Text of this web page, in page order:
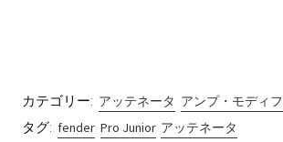
カテゴリー: アッテネータ アンプ・モディ
タグ: fender Pro Junior アッテネータ